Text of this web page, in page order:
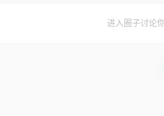
进入圈子讨论